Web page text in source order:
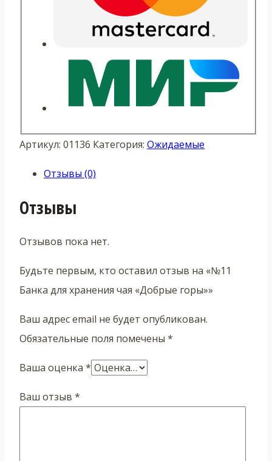
Артикул: 01136 Категория: Ожидаемые
Отзывы (0)
Отзывы
Отзывов пока нет.
Будьте первым, кто оставил отзыв на «№11
Банка для хранения чая «Добрые горы»»
Ваш адрес email не будет опубликован.
Обязательные поля помечены *
Ваша оценка *
Ваш отзыв *